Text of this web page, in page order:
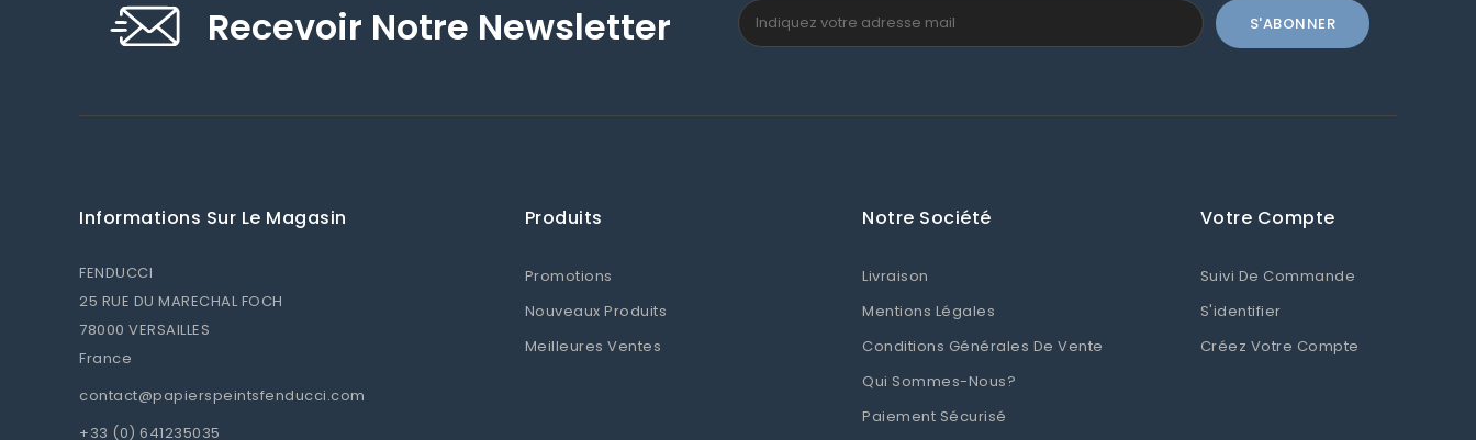
Recevoir Notre Newsletter
Informations Sur Le Magasin
FENDUCCI
25 RUE DU MARECHAL FOCH
78000 VERSAILLES
France
contact@papierspeintsfenducci.com
+33 (0) 641235035
Produits
Promotions
Nouveaux Produits
Meilleures Ventes
Notre Société
Livraison
Mentions Légales
Conditions Générales De Vente
Qui Sommes-Nous?
Paiement Sécurisé
Votre Compte
Suivi De Commande
S'identifier
Créez Votre Compte